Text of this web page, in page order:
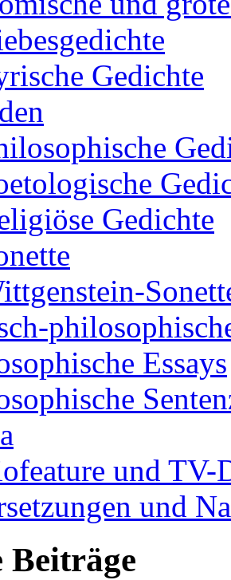
Gedichte
Gedichte
Essays
und TV-
und
Beiträge